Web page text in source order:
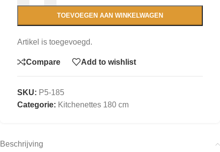
TOEVOEGEN AAN WINKELWAGEN
Artikel is toegevoegd.
Compare Add to wishlist
SKU: P5-185
Categorie: Kitchenettes 180 cm
Beschrijving